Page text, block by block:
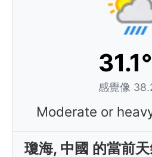
感覺像
Moderate or
瓊海, 中國 的當前